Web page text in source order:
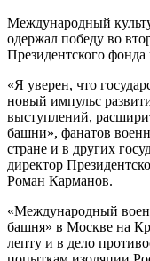
Международный
одержал победу во
Президентского
«Я уверен, что
новый импульс
выступлений,
башни», фанатов
стране и в других
директор
Роман Карманов.
«Международный
башня» в Москве на
лепту и в дело